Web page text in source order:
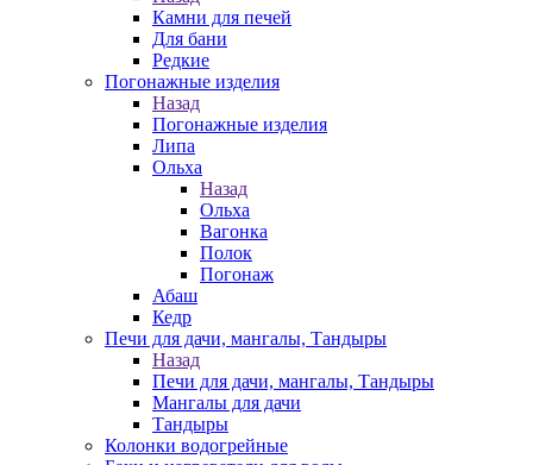
Камни для печей
Для бани
Редкие
Погонажные изделия
Назад
Погонажные изделия
Липа
Ольха
Назад
Ольха
Вагонка
Полок
Погонаж
Абаш
Кедр
Печи для дачи, мангалы, Тандыры
Назад
Печи для дачи, мангалы, Тандыры
Мангалы для дачи
Тандыры
Колонки водогрейные